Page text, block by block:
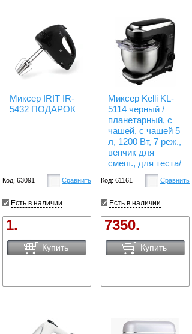
Миксер IRIT IR-
5432 ПОДАРОК
Код: 63091 Сравнить
Есть в наличии
1.
Купить
Миксер Kelli KL-
5114 черный /
планетарный, с
чашей, с чашей 5
л, 1200 Вт, 7 реж.,
венчик для
смеш., для теста/
Код: 61161 Сравнить
Есть в наличии
7350.
Купить